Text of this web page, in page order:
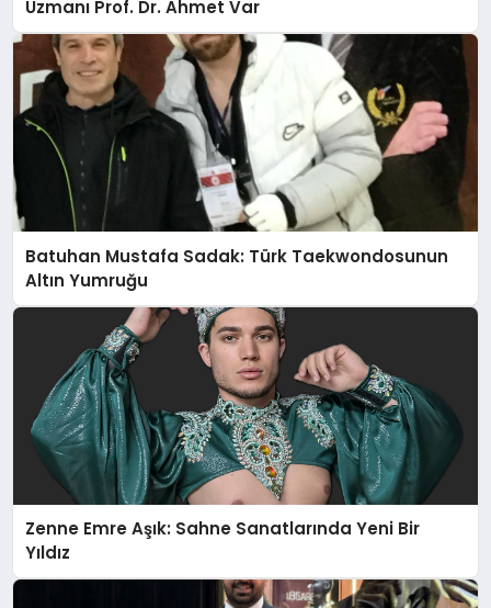
Uzmanı Prof. Dr. Ahmet Var
Batuhan Mustafa Sadak: Türk Taekwondosunun
Altın Yumruğu
Zenne Emre Aşık: Sahne Sanatlarında Yeni Bir
Yıldız